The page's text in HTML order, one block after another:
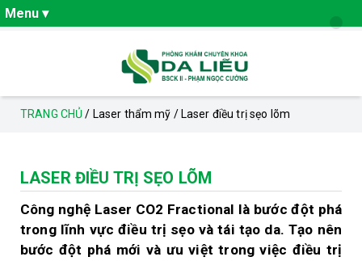
Menu ▾
PHÒNG KHÁM DA LIỄU THANH HÓA
Bệnh tàn nhang
Bệnh đồi mồi
Bệnh viêm da dầu
TRANG CHỦ/ Laser thẩm mỹ / Laser điều trị sẹo lõm
LASER ĐIỀU TRỊ SẸO LÕM
Công nghệ Laser CO2 Fractional là bước đột phá
trong lĩnh vực điều trị sẹo và tái tạo da. Tạo nên
bước đột phá mới và ưu việt trong việc điều trị